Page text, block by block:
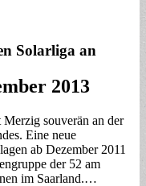
Solarliga an
2013
souverän an der
Eine neue
ab Dezember 2011
der 52 am
im Saarland.…